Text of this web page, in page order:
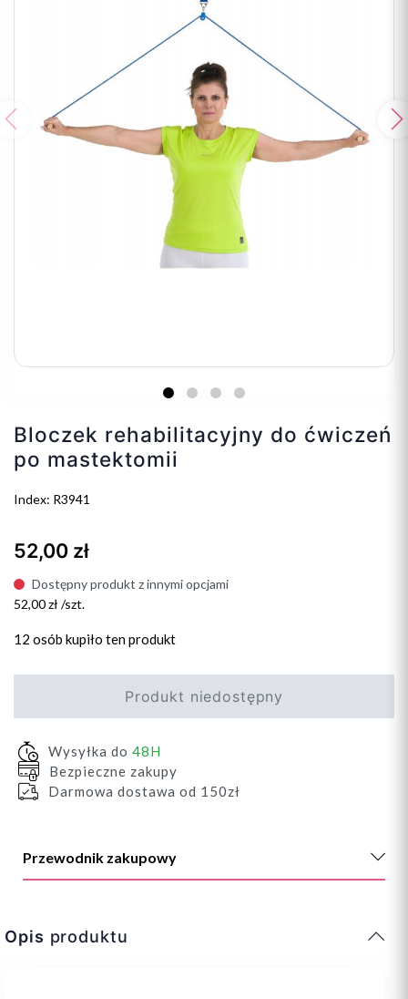
Poprzedni
Bloczek rehabilitacyjny do ćwiczeń
po mastektomii
Index: R3941
52,00 zł
Dostępny produkt z innymi opcjami
52,00 zł /szt.
12 osób kupiło ten produkt
Produkt niedostępny
Wysyłka do 48H
Bezpieczne zakupy
Darmowa dostawa od 150zł
Przewodnik zakupowy
Opis produktu